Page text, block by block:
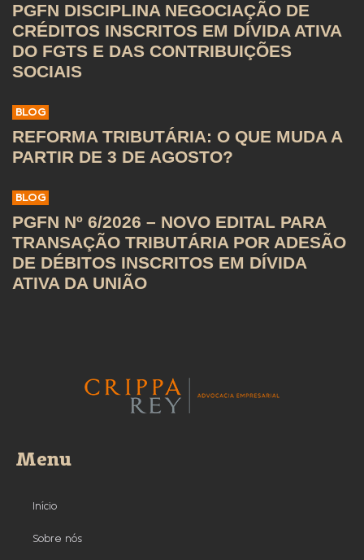
PGFN DISCIPLINA NEGOCIAÇÃO DE
CRÉDITOS INSCRITOS EM DÍVIDA ATIVA
DO FGTS E DAS CONTRIBUIÇÕES
SOCIAIS
BLOG
REFORMA TRIBUTÁRIA: O QUE MUDA A
PARTIR DE 3 DE AGOSTO?
BLOG
PGFN Nº 6/2026 – NOVO EDITAL PARA
TRANSAÇÃO TRIBUTÁRIA POR ADESÃO
DE DÉBITOS INSCRITOS EM DÍVIDA
ATIVA DA UNIÃO
Menu
Início
Sobre nós